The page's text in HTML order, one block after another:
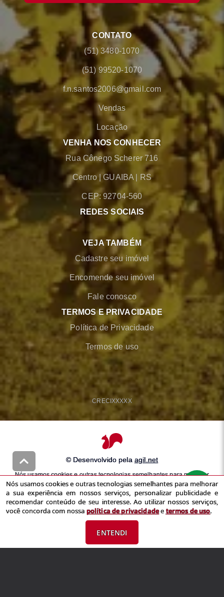
CONTATO
(51) 3480-1070
(51) 99520-1070
f.n.santos2006@gmail.com
Vendas
Locação
VENHA NOS CONHECER
Rua Cônego Scherer 716
Centro |GUAIBA RS
CEP: 92704-560
REDES SOCIAIS
VEJA TAMBÉM
Cadastre seu imóvel
Encomende seu imóvel
Fale conosco
TERMOS E PRIVACIDADE
Política de Privacidade
Termos de uso
CRECIXXXXX
© Desenvolvido pela agil.net
Nós usamos cookies e outras tecnologias semelhantes para melhorar
a sua experiência em nossos serviços, personalizar publicidade e
recomendar conteúdo de seu interesse. Ao utilizar nossos serviços,
você concorda com nossapolítica de privacidadeetermos de uso
Nós usamos cookies e outras tecnologias semelhantes para melhorar
a sua experiência em nossos serviços, personalizar publicidade e
recomendar conteúdo de seu interesse. Ao utilizar nossos serviços,
você concorda com nossa política de privacidadeetermos de uso.
ENTENDI